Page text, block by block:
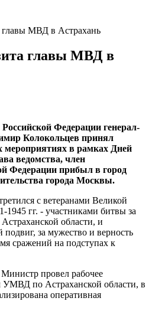
главы МВД в Астрахань
главы МВД в
Федерации генерал-
Колокольцев принял
мероприятиях в рамках Дней
ведомства, член
Федерации прибыл в город
города Москвы.
с ветеранами Великой
гг. - участниками битвы за
области, и
за мужество и верность
сражений на подступах к
провел рабочее
УМВД по Астраханской области, в
оперативная